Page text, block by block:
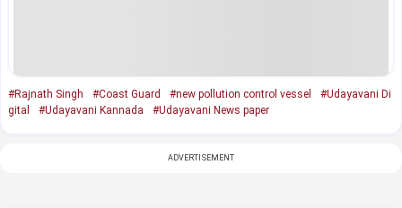
#Rajnath Singh #Coast Guard #new pollution control vessel
#Udayavani Di
gital
#Udayavani Kannada #Udayavani News paper
ADVERTISEMENT